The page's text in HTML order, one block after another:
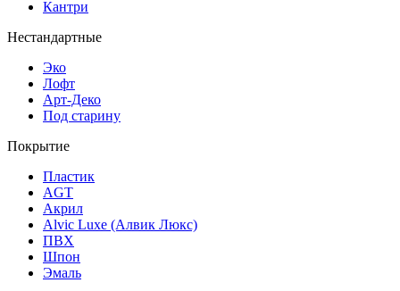
Кантри
Нестандартные
Эко
Лофт
Арт-Деко
Под старину
Покрытие
Пластик
AGT
Акрил
Alvic Luxe (Алвик Люкс)
ПВХ
Шпон
Эмаль